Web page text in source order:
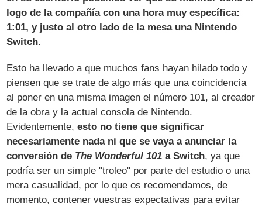
logo de la compañía con una hora muy específica:
1:01, y justo al otro lado de la mesa una Nintendo
Switch.
Esto ha llevado a que muchos fans hayan hilado todo y
piensen que se trate de algo más que una coincidencia
al poner en una misma imagen el número 101, al creador
de la obra y la actual consola de Nintendo.
Evidentemente,esto no tiene que significar
necesariamente nada ni que se vaya a anunciar la
conversión de The Wonderful 101 a Switch, ya que
podría ser un simple "troleo" por parte del estudio o una
mera casualidad, por lo que os recomendamos, de
momento, contener vuestras expectativas para evitar